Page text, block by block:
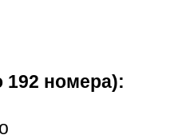
192 номера):